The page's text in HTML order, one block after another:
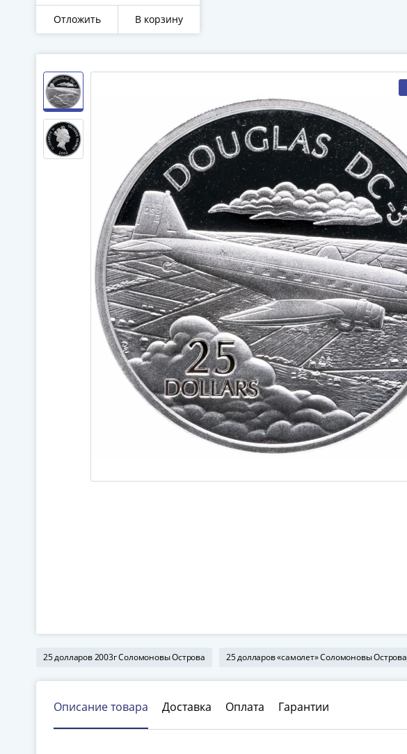
Отложить В корзину
25 долларов 2003г Соломоновы Острова 25 долларов «самолет» Соломоновы Острова
Описание товара Доставка Оплата Гарантии